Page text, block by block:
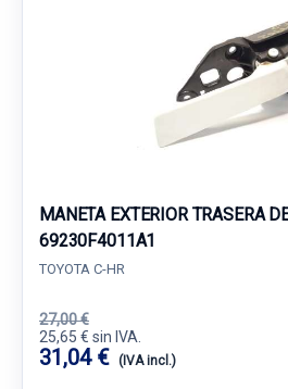
MANETA EXTERIOR TRASERA
69230F4011A1
TOYOTA C-HR
27,00 €
25,65 € sin IVA.
31,04 € (IVA incl.)